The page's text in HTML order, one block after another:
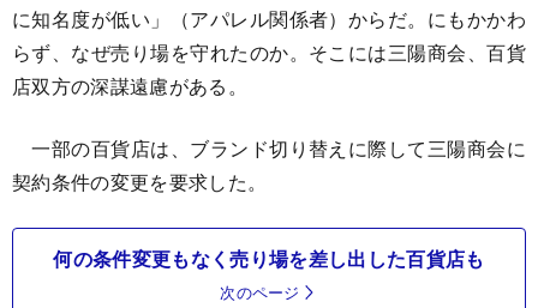
に知名度が低い」（アパレル関係者）からだ。にもかかわ
らず、なぜ売り場を守れたのか。そこには三陽商会、百貨
店双方の深謀遠慮がある。
一部の百貨店は、ブランド切り替えに際して三陽商会に
契約条件の変更を要求した。
何の条件変更もなく売り場を差し出した百貨店も
次のページ